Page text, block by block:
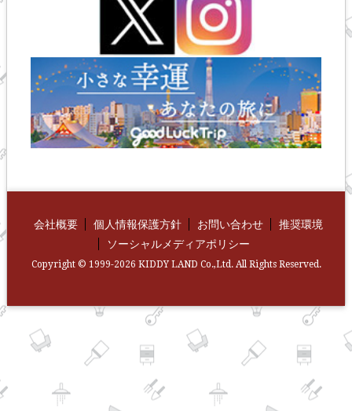
会社概要 個人情報保護方針 お問い合わせ
推奨環境
ソーシャルメディアポリシー
Copyright © 1999-2026 KIDDY LAND Co.,Ltd. All Rights Reserved.